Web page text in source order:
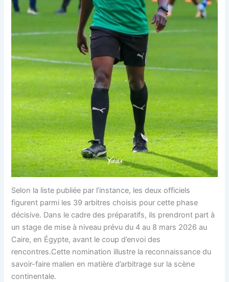
Selon la liste publiée par l’instance, les deux officiels
figurent parmi les 39 arbitres choisis pour cette phase
décisive. Dans le cadre des préparatifs, ils prendront part à
un stage de mise à niveau prévu du 4 au 8 mars 2026 au
Caire, en Égypte, avant le coup d’envoi des
rencontres.Cette nomination illustre la reconnaissance du
savoir-faire malien en matière d’arbitrage sur la scène
continentale.